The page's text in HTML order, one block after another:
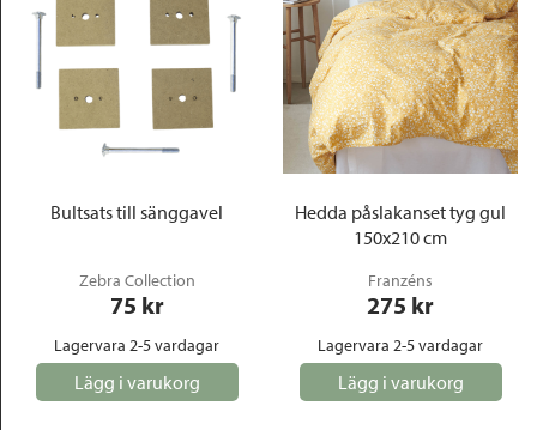
Bultsats till sänggavel
Zebra Collection
75 kr
Lagervara 2-5 vardagar
Lägg i varukorg
Hedda påslakanset tyg gul
150x210 cm
Franzéns
275 kr
Lagervara 2-5 vardagar
Lägg i varukorg